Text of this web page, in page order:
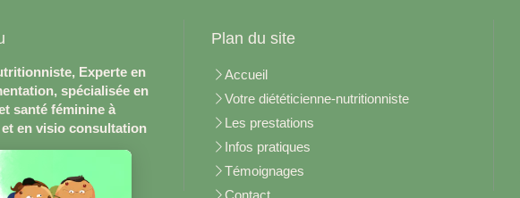
Experte en
spécialisée en
santé féminine à
et en visio consultation
Plan du site
Accueil
Votre diététicienne-nutritionniste
Les prestations
Infos pratiques
Témoignages
Contact